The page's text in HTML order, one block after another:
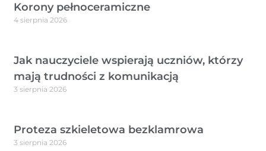
Korony pełnoceramiczne
4 sierpnia 2026
Jak nauczyciele wspierają uczniów, którzy
mają trudności z komunikacją
3 sierpnia 2026
Proteza szkieletowa bezklamrowa
3 sierpnia 2026